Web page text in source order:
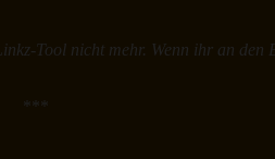
Tool nicht mehr. Wenn ihr an
***